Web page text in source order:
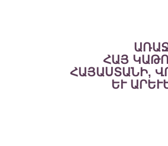
ՀԱՅ
ՀԱՅԱՍՏԱՆԻ,
ԵՒ